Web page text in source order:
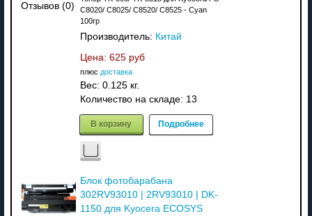
Отзывов (0)
C8020/ C8025/ C8520/ C8525 - Cyan
100гр
Производитель: Китай
Цена: 625 руб
плюс доставка
Вес: 0.125 кг.
Количество на складе: 13
В корзину Подробнее
Блок фотобарабана
302RV93010 | 2RV93010 | DK-
1150 для Kyocera ECOSYS